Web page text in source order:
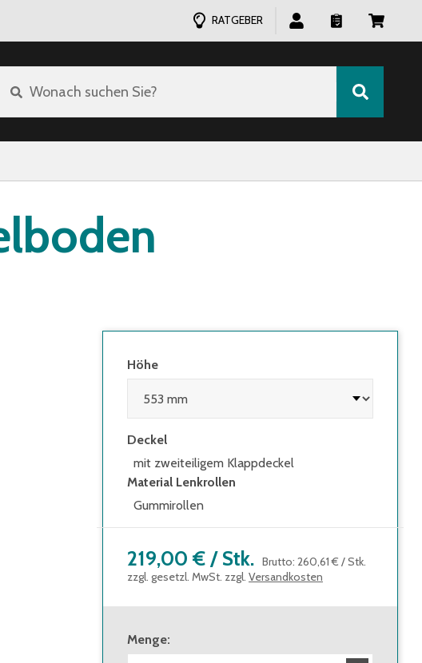
RATGEBER
Wonach suchen Sie?
Höhe
Deckel
mit zweiteiligem Klappdeckel
Material Lenkrollen
Gummirollen
219,00 € / Stk. Brutto: 260,61 € /Stk.
zzgl. gesetzl. MwSt. zzgl. Versandkosten
Menge: